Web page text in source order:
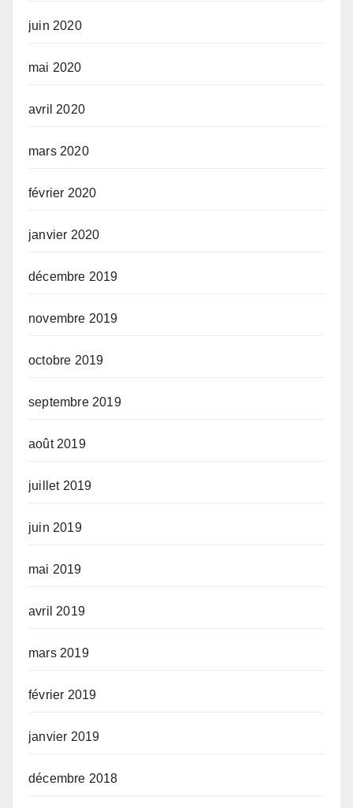
juin 2020
mai 2020
avril 2020
mars 2020
février 2020
janvier 2020
décembre 2019
novembre 2019
octobre 2019
septembre 2019
août 2019
juillet 2019
juin 2019
mai 2019
avril 2019
mars 2019
février 2019
janvier 2019
décembre 2018